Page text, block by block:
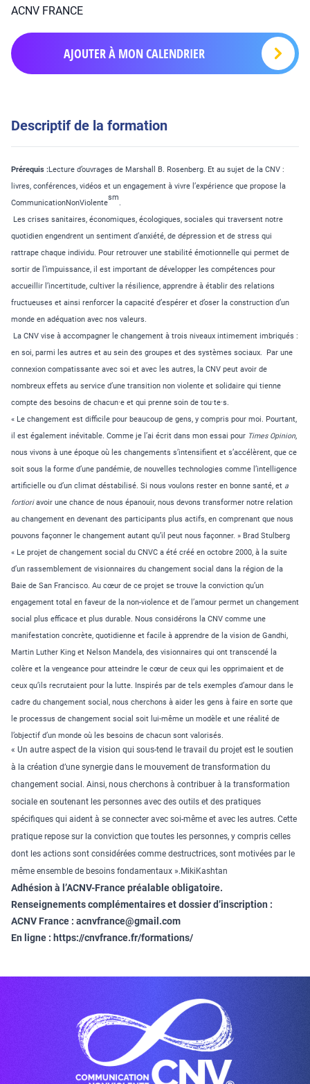
ACNV FRANCE
AJOUTER À MON CALENDRIER
Descriptif de la formation
Prérequis :Lecture d’ouvrages de Marshall B. Rosenberg. Et au sujet de la CNV :
livres, conférences, vidéos et un engagement à vivre l’expérience que propose la
CommunicationNonViolente
sm
.
Les crises sanitaires, économiques, écologiques, sociales qui traversent notre
quotidien engendrent un sentiment d’anxiété, de dépression et de stress qui
rattrape chaque individu. Pour retrouver une stabilité émotionnelle qui permet de
sortir de l’impuissance, il est important de développer les compétences pour
accueillir l’incertitude, cultiver la résilience, apprendre à établir des relations
fructueuses et ainsi renforcer la capacité d’espérer et d’oser la construction d’un
monde en adéquation avec nos valeurs.
La CNV vise à accompagner le changement à trois niveaux intimement imbriqués :
en soi, parmi les autres et au sein des groupes et des systèmes sociaux. Par une
connexion compatissante avec soi et avec les autres, la CNV peut avoir de
nombreux effets au service d’une transition non violente et solidaire qui tienne
compte des besoins de chacun·e et qui prenne soin de tou·te·s.
« Le changement est difficile pour beaucoup de gens, y compris pour moi. Pourtant,
il est également inévitable. Comme je l’ai écrit dans mon essai pour Times Opinion,
nous vivons à une époque où les changements s’intensifient et s’accélèrent, que ce
soit sous la forme d’une pandémie, de nouvelles technologies comme l’intelligence
artificielle ou d’un climat déstabilisé. Si nous voulons rester en bonne santé, et a
fortioriavoir une chance de nous épanouir, nous devons transformer notre relation
au changement en devenant des participants plus actifs, en comprenant que nous
pouvons façonner le changement autant qu’il peut nous façonner. » Brad Stulberg
« Le projet de changement social du CNVC a été créé en octobre 2000, à la suite
d’un rassemblement de visionnaires du changement social dans la région de la
Baie de San Francisco. Au cœur de ce projet se trouve la conviction qu’un
engagement total en faveur de la non-violence et de l’amour permet un changement
social plus efficace et plus durable. Nous considérons la CNV comme une
manifestation concrète, quotidienne et facile à apprendre de la vision de Gandhi,
Martin Luther King et Nelson Mandela, des visionnaires qui ont transcendé la
colère et la vengeance pour atteindre le cœur de ceux qui les opprimaient et de
ceux qu’ils recrutaient pour la lutte. Inspirés par de tels exemples d’amour dans le
cadre du changement social, nous cherchons à aider les gens à faire en sorte que
le processus de changement social soit lui-même un modèle et une réalité de
l’objectif d’un monde où les besoins de chacun sont valorisés.
« Un autre aspect de la vision qui sous-tend le travail du projet est le soutien
à la création d’une synergie dans le mouvement de transformation du
changement social. Ainsi, nous cherchons à contribuer à la transformation
sociale en soutenant les personnes avec des outils et des pratiques
spécifiques qui aident à se connecter avec soi-même et avec les autres. Cette
pratique repose sur la conviction que toutes les personnes, y compris celles
dont les actions sont considérées comme destructrices, sont motivées par le
même ensemble de besoins fondamentaux ».MikiKashtan
Adhésion à l’ACNV-France préalable obligatoire.
Renseignements complémentaires et dossier d’inscription :
ACNV France : acnvfrance@gmail.com
En ligne : https://cnvfrance.fr/formations/